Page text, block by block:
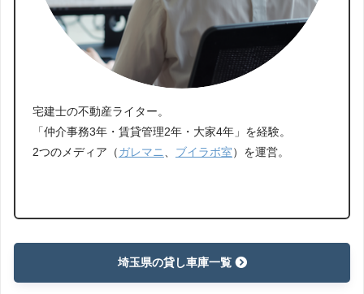
宅建士の不動産ライター。
「仲介事務3年・賃貸管理2年・大家4年」を経験。
2つのメディア（ガレマニ ブイラボ室）を運営。
埼玉県の貸し車庫一覧